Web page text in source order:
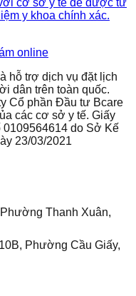
cơ sở y tế để được tư
y khoa chính xác.
online
hỗ trợ dịch vụ đặt lịch
dân trên toàn quốc.
Cổ phần Đầu tư Bcare
các cơ sở y tế. Giấy
do Sở Kế
23/03/2021
Thanh Xuân,
Phường Cầu Giấy,